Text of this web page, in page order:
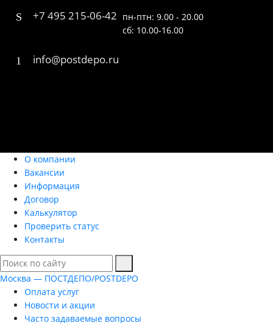
+7 495 215-06-42 пн-птн: 9.00 - 20.00
сб: 10.00-16.00
info@postdepo.ru
О компании
Вакансии
Информация
Договор
Калькулятор
Проверить статус
Контакты
Москва — ПОСТДЕПО/POSTDEPO
Оплата услуг
Новости и акции
Часто задаваемые вопросы